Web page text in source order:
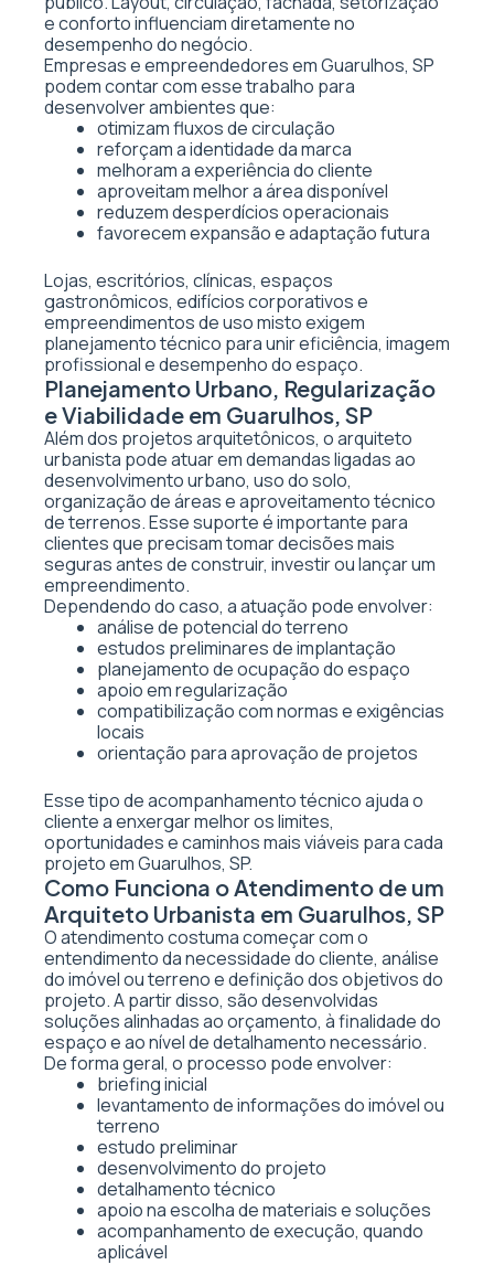
e conforto influenciam diretamente no
desempenho do negócio.
Empresas e empreendedores em Guarulhos, SP
podem contar com esse trabalho para
desenvolver ambientes que:
otimizam fluxos de circulação
reforçam a identidade da marca
melhoram a experiência do cliente
aproveitam melhor a área disponível
reduzem desperdícios operacionais
favorecem expansão e adaptação futura
Lojas, escritórios, clínicas, espaços
gastronômicos, edifícios corporativos e
empreendimentos de uso misto exigem
planejamento técnico para unir eficiência, imagem
profissional e desempenho do espaço.
Planejamento Urbano, Regularização
e Viabilidade em Guarulhos, SP
Além dos projetos arquitetônicos, o arquiteto
urbanista pode atuar em demandas ligadas ao
desenvolvimento urbano, uso do solo,
organização de áreas e aproveitamento técnico
de terrenos. Esse suporte é importante para
clientes que precisam tomar decisões mais
seguras antes de construir, investir ou lançar um
empreendimento.
Dependendo do caso, a atuação pode envolver:
análise de potencial do terreno
estudos preliminares de implantação
planejamento de ocupação do espaço
apoio em regularização
compatibilização com normas e exigências
locais
orientação para aprovação de projetos
Esse tipo de acompanhamento técnico ajuda o
cliente a enxergar melhor os limites,
oportunidades e caminhos mais viáveis para cada
projeto em Guarulhos, SP.
Como Funciona o Atendimento de um
Arquiteto Urbanista em Guarulhos, SP
O atendimento costuma começar com o
entendimento da necessidade do cliente, análise
do imóvel ou terreno e definição dos objetivos do
projeto. A partir disso, são desenvolvidas
soluções alinhadas ao orçamento, à finalidade do
espaço e ao nível de detalhamento necessário.
De forma geral, o processo pode envolver:
briefing inicial
levantamento de informações do imóvel ou
terreno
estudo preliminar
desenvolvimento do projeto
detalhamento técnico
apoio na escolha de materiais e soluções
acompanhamento de execução, quando
aplicável